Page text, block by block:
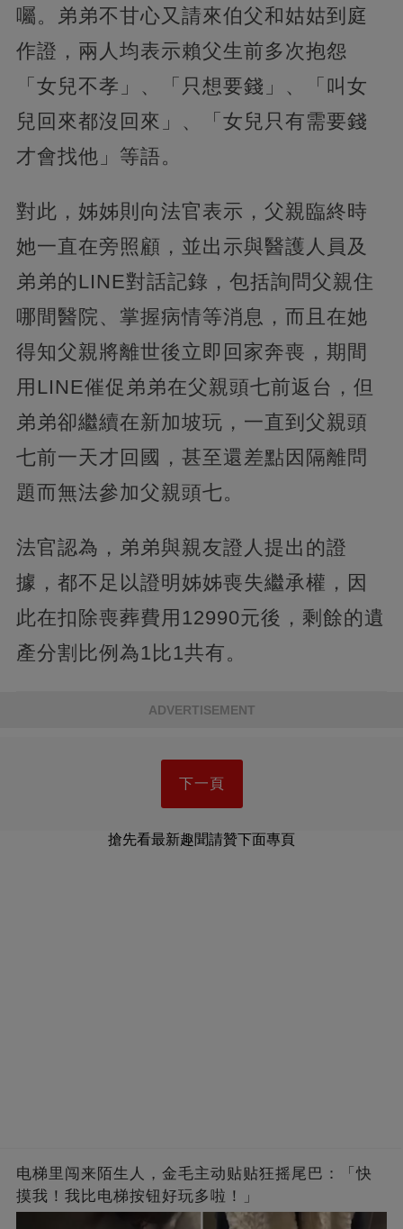
囑。弟弟不甘心又請來伯父和姑姑到庭
作證，兩人均表示賴父生前多次抱怨
「女兒不孝」、「只想要錢」、「叫女
兒回來都沒回來」、「女兒只有需要錢
才會找他」等語。
對此，姊姊則向法官表示，父親臨終時
她一直在旁照顧，並出示與醫護人員及
弟弟的LINE對話記錄，包括詢問父親住
哪間醫院、掌握病情等消息，而且在她
得知父親將離世後立即回家奔喪，期間
用LINE催促弟弟在父親頭七前返台，但
弟弟卻繼續在新加坡玩，一直到父親頭
七前一天才回國，甚至還差點因隔離問
題而無法參加父親頭七。
法官認為，弟弟與親友證人提出的證
據，都不足以證明姊姊喪失繼承權，因
此在扣除喪葬費用12990元後，剩餘的遺
產分割比例為1比1共有。
ADVERTISEMENT
下一頁
搶先看最新趣聞請贊下面專頁
电梯里闯来陌生人，金毛主动贴贴狂摇尾巴：「快
摸我！我比电梯按钮好玩多啦！」